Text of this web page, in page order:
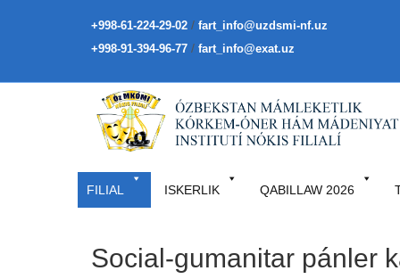
+998-61-224-29-02 / fart_info@uzdsmi-nf.uz
+998-91-394-96-77 / fart_info@exat.uz
FILIAL ISKERLIK QABILLAW 2026
Social-gumanitar pánler